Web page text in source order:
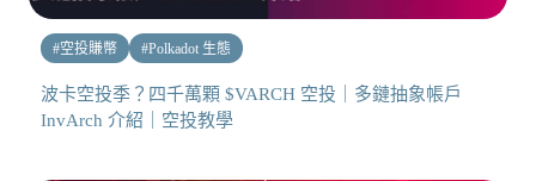
#空投賺幣 #Polkadot 生態
波卡空投季？四千萬顆 $VARCH 空投｜多鏈抽象帳戶
InvArch 介紹｜空投教學